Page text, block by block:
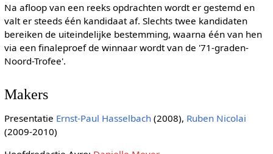
Na afloop van een reeks opdrachten wordt er gestemd en
valt er steeds één kandidaat af. Slechts twee kandidaten
bereiken de uiteindelijke bestemming, waarna één van hen
via een finaleproef de winnaar wordt van de '71-graden-
Noord-Trofee'.
Makers
Presentatie Ernst-Paul Hasselbach(2008), Ruben Nicolai
(2009-2010)